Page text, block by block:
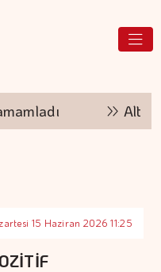
Altının
15 Haziran 2026 11:25